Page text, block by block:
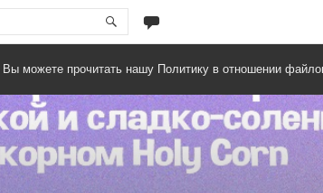
можете прочитать нашу Политику в отношении